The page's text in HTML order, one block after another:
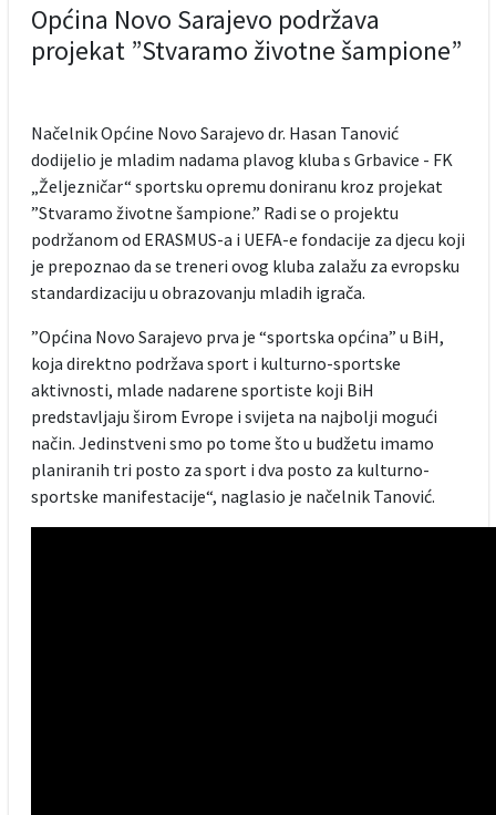
Općina Novo Sarajevo podržava
projekat ”Stvaramo životne šampione”
Načelnik Općine Novo Sarajevo dr. Hasan Tanović
dodijelio je mladim nadama plavog kluba s Grbavice - FK
„Željezničar“ sportsku opremu doniranu kroz projekat
”Stvaramo životne šampione.” Radi se o projektu
podržanom od ERASMUS-a i UEFA-e fondacije za djecu koji
je prepoznao da se treneri ovog kluba zalažu za evropsku
standardizaciju u obrazovanju mladih igrača.
”Općina Novo Sarajevo prva je “sportska općina” u BiH,
koja direktno podržava sport i kulturno-sportske
aktivnosti, mlade nadarene sportiste koji BiH
predstavljaju širom Evrope i svijeta na najbolji mogući
način. Jedinstveni smo po tome što u budžetu imamo
planiranih tri posto za sport i dva posto za kulturno-
sportske manifestacije“, naglasio je načelnik Tanović.